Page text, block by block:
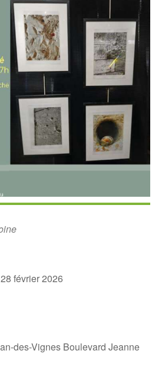
février 2026
des-Vignes Boulevard Jeanne